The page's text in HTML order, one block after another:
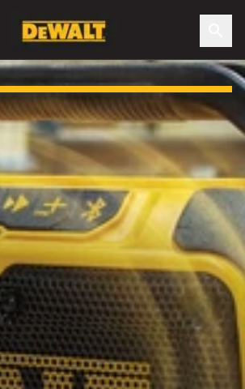
darmowy XR® Głośnik Bluetooth!